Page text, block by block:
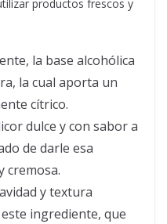
productos frescos y
la base alcohólica
la cual aporta un
cítrico.
dulce y con sabor a
de darle esa
cremosa.
y textura
ingrediente, que